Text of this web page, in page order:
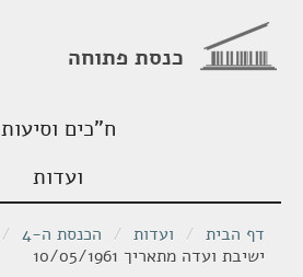
כנסת פתוחה
ח"כים וסיעות
ועדות
דף הבית / ועדות / הכנסת ה-4 /
ישיבת ועדה מתאריך 10/05/1961